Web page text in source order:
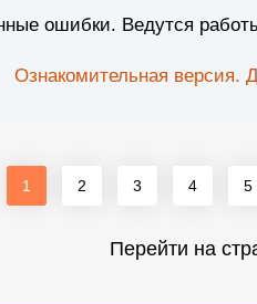
ошибки. Ведутся
Ознакомительная версия.
1 2 3 4 5
Перейти на